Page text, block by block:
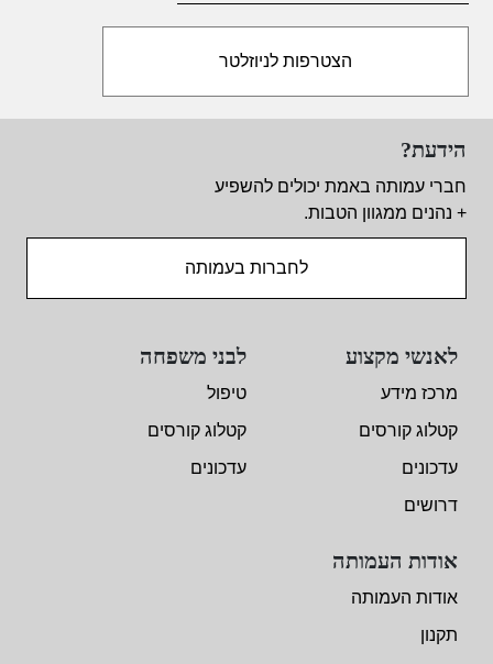
הידעת?
חברי עמותה באמת יכולים להשפיע
+ נהנים ממגוון הטבות.
לחברות בעמותה
אודות העמותה
אודות העמותה
תקנון
לאנשי מקצוע
מרכז מידע
קטלוג קורסים
עדכונים
דרושים
לבני משפחה
טיפול
קטלוג קורסים
עדכונים